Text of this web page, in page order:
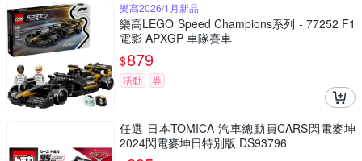
樂高2026/1月新品
樂高LEGO Speed Champions系列 - 77252 F1
電影 APXGP 車隊賽車
$879
活動 券
任選 日本TOMICA 汽車總動員CARS閃電麥坤
2024閃電麥坤日特別版 DS93796